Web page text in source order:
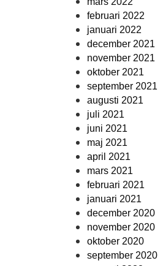
februari 2022
januari 2022
december 2021
november 2021
oktober 2021
september 2021
augusti 2021
juli 2021
juni 2021
maj 2021
april 2021
mars 2021
februari 2021
januari 2021
december 2020
november 2020
oktober 2020
september 2020